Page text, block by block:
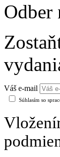
Odber
Váš e-mail
Súhlasím so